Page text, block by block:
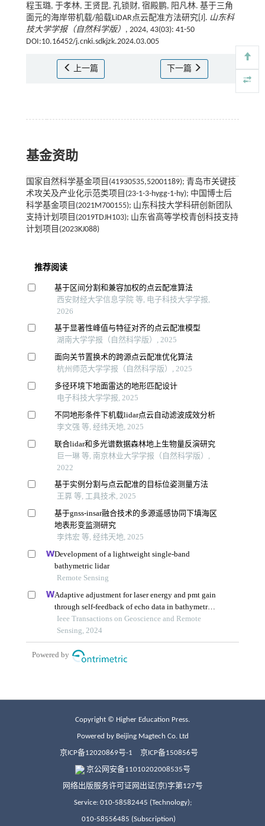
程玉璐, 于孝林, 王贤昆, 孔锁财, 宿殿鹏, 阳凡林. 基于三角
面元的海岸带机载/船载LiDAR点云配准方法研究[J]. 山东科
技大学学报（自然科学版） , 2024, 43(03): 41-50
DOI:10.16452/j.cnki.sdkjzk.2024.03.005
上一篇 下一篇
基金资助
国家自然科学基金项目(41930535,52001189); 青岛市关键技
术攻关及产业化示范类项目(23-1-3-hygg-1-hy); 中国博士后
科学基金项目(2021M700155); 山东科技大学科研创新团队
支持计划项目(2019TDJH103); 山东省高等学校青创科技支持
计划项目(2023KJ088)
Copyright © Higher Education Press.
Powered by Beijing Magtech Co. Ltd
京ICP备12020869号-1 京ICP备150856号
京公网安备11010202008535号
网络出版服务许可证网出证(京)字第127号
Service: 010-58582445 (Technology);
010-58556485 (Subscription)